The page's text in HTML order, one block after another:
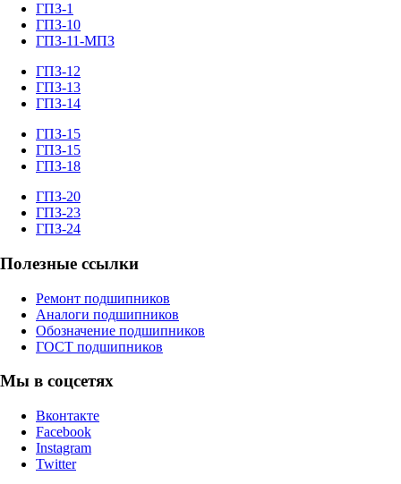
ГПЗ-1
ГПЗ-10
ГПЗ-11-МПЗ
ГПЗ-12
ГПЗ-13
ГПЗ-14
ГПЗ-15
ГПЗ-15
ГПЗ-18
ГПЗ-20
ГПЗ-23
ГПЗ-24
Полезные ссылки
Ремонт подшипников
Аналоги подшипников
Обозначение подшипников
ГОСТ подшипников
Мы в соцсетях
Вконтакте
Facebook
Instagram
Twitter